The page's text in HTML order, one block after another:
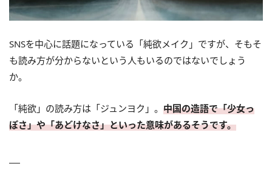
SNSを中心に話題になっている「純欲メイク」ですが、そもそ
も読み方が分からないという人もいるのではないでしょう
か。
「純欲」の読み方は「ジュンヨク」。 中国の造語で「少女っ
ぽさ」や「あどけなさ」といった意味があるそうです。